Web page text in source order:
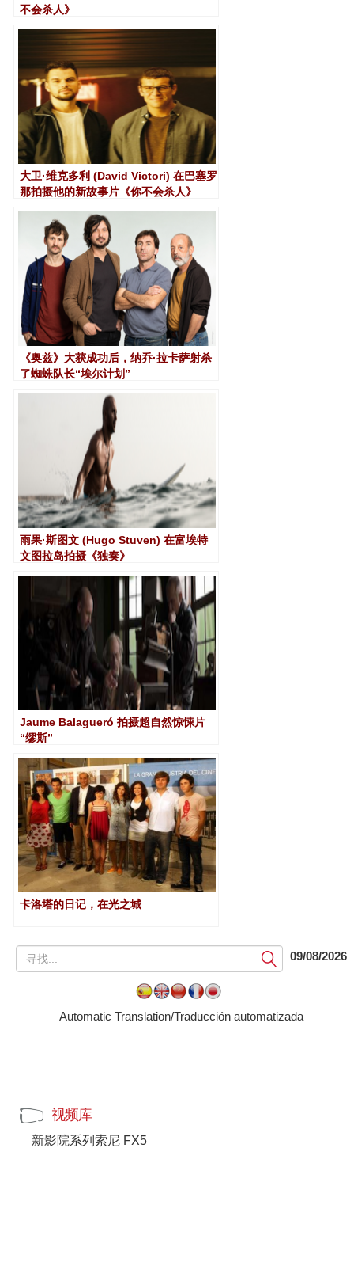
不会杀人》
大卫·维克多利 (David Victori) 在巴塞罗
那拍摄他的新故事片《你不会杀人》
《奥兹》大获成功后，纳乔·拉卡萨射杀
了蜘蛛队长“埃尔计划”
雨果·斯图文 (Hugo Stuven) 在富埃特
文图拉岛拍摄《独奏》
Jaume Balagueró 拍摄超自然惊悚片
“缪斯”
卡洛塔的日记，在光之城
提
交
09/08/2026
Automatic Translation/Traducción automatizada
视频库
新影院系列索尼 FX5